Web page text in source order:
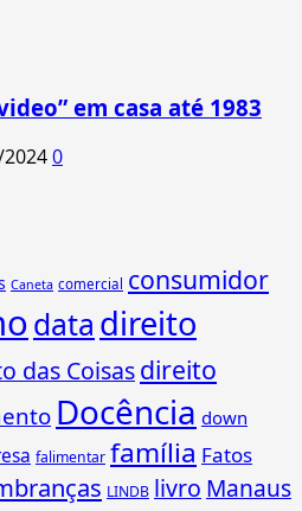
em casa até 1983
0
Caneta comercial consumidor
data direito
das Coisasdireito
Docência down
falimentar família Fatos
LINDB livro Manaus